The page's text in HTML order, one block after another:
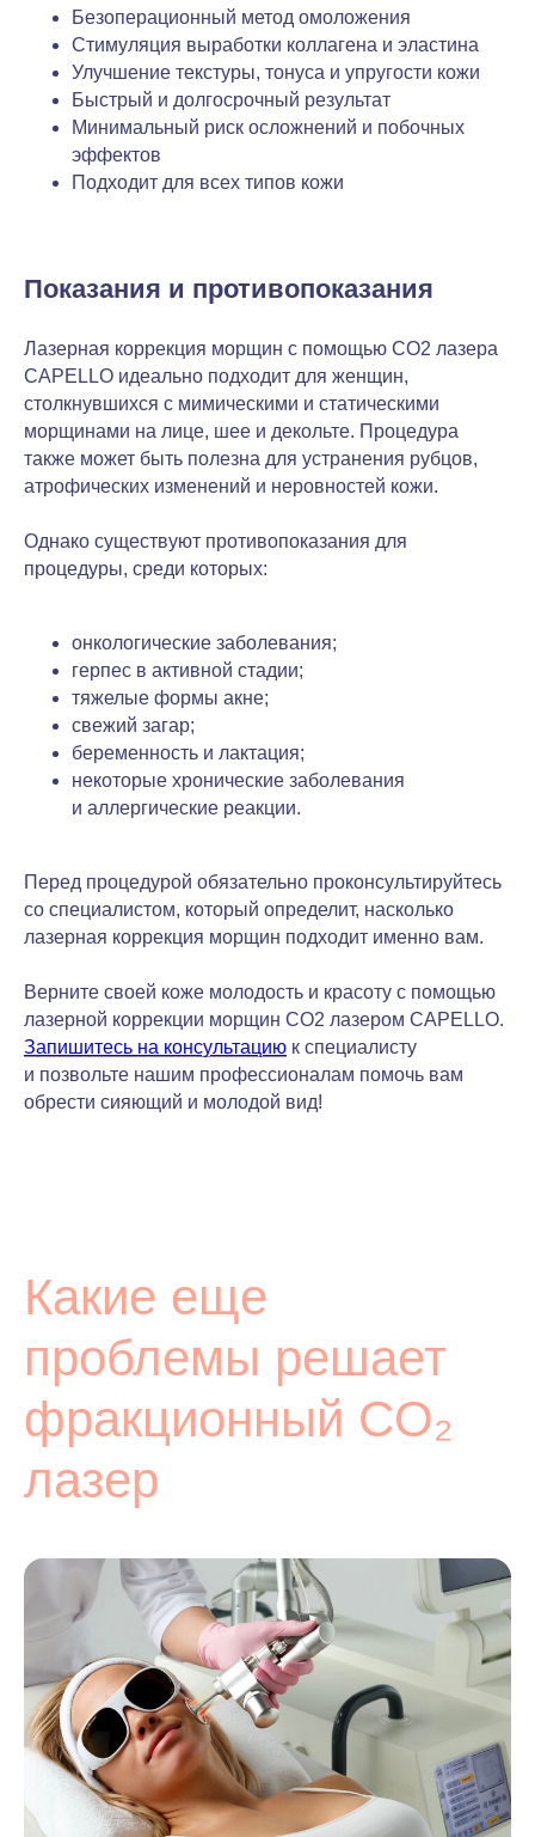
Безоперационный метод омоложения
Стимуляция выработки коллагена и эластина
Улучшение текстуры, тонуса и упругости кожи
Быстрый и долгосрочный результат
Минимальный риск осложнений и побочных
эффектов
Подходит для всех типов кожи
Показания и противопоказания
Лазерная коррекция морщин с помощью CO2 лазера
CAPELLO идеально подходит для женщин,
столкнувшихся с мимическими и статическими
морщинами на лице, шее и декольте. Процедура
также может быть полезна для устранения рубцов,
атрофических изменений и неровностей кожи.
Однако существуют противопоказания для
процедуры, среди которых:
онкологические заболевания;
герпес в активной стадии;
тяжелые формы акне;
свежий загар;
беременность и лактация;
некоторые хронические заболевания
и аллергические реакции.
Перед процедурой обязательно проконсультируйтесь
со специалистом, который определит, насколько
лазерная коррекция морщин подходит именно вам.
Верните своей коже молодость и красоту с помощью
лазерной коррекции морщин CO2 лазером CAPELLO.
Запишитесь на консультацию к специалисту
и позвольте нашим профессионалам помочь вам
обрести сияющий и молодой вид!
Какие еще
проблемы решает
фракционный CO₂
лазер